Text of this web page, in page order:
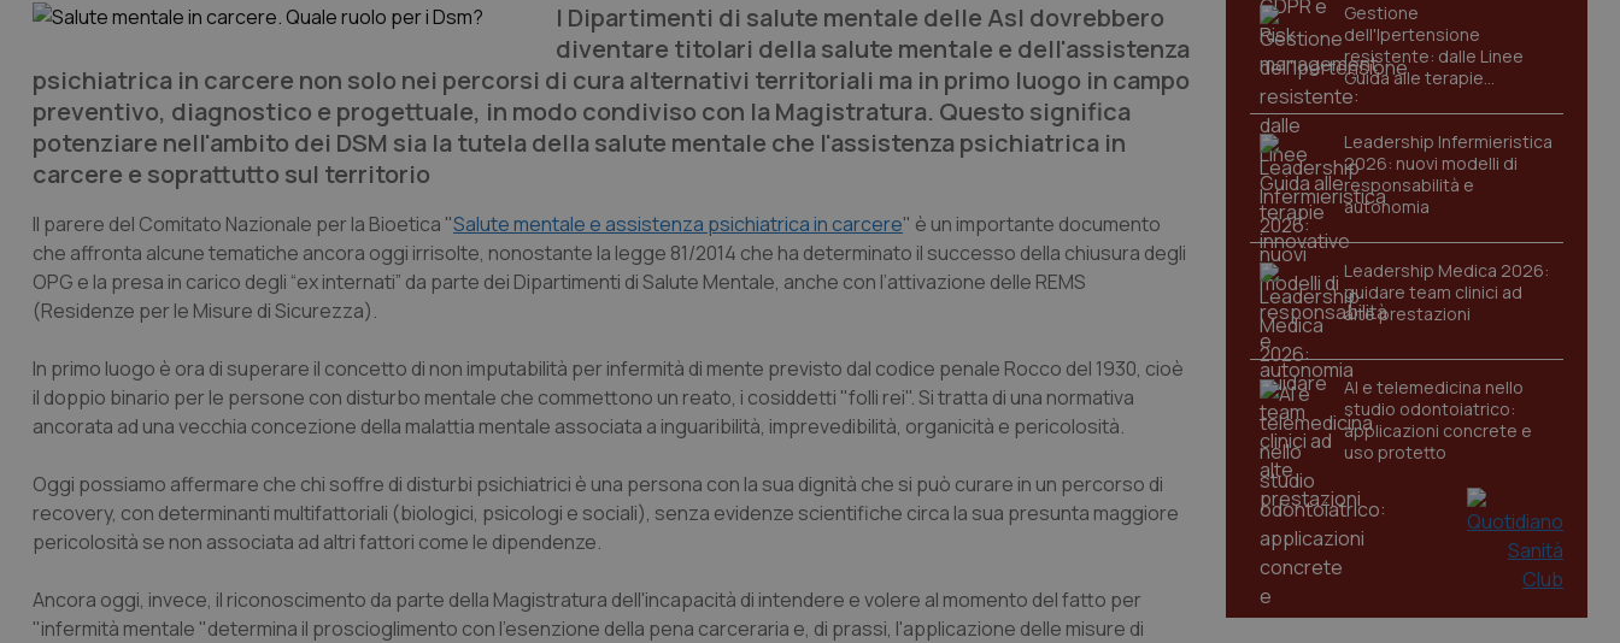
I Dipartimenti di salute mentale delle Asl dovrebbero
diventare titolari della salute mentale e dell'assistenza
psichiatrica in carcere non solo nei percorsi di cura alternativi territoriali ma in primo luogo in campo
preventivo, diagnostico e progettuale, in modo condiviso con la Magistratura. Questo significa
potenziare nell'ambito dei DSM sia la tutela della salute mentale che l'assistenza psichiatrica in
carcere e soprattutto sul territorio
Il parere del Comitato Nazionale per la Bioetica "Salute mentale e assistenza psichiatrica in carcere" è un importante documento
che affronta alcune tematiche ancora oggi irrisolte, nonostante la legge 81/2014 che ha determinato il successo della chiusura degli
OPG e la presa in carico degli “ex internati” da parte dei Dipartimenti di Salute Mentale, anche con l’attivazione delle REMS
(Residenze per le Misure di Sicurezza).
In primo luogo è ora di superare il concetto di non imputabilità per infermità di mente previsto dal codice penale Rocco del 1930, cioè
il doppio binario per le persone con disturbo mentale che commettono un reato, i cosiddetti "folli rei". Si tratta di una normativa
ancorata ad una vecchia concezione della malattia mentale associata a inguaribilità, imprevedibilità, organicità e pericolosità.
Oggi possiamo affermare che chi soffre di disturbi psichiatrici è una persona con la sua dignità che si può curare in un percorso di
recovery, con determinanti multifattoriali (biologici, psicologi e sociali), senza evidenze scientifiche circa la sua presunta maggiore
pericolosità se non associata ad altri fattori come le dipendenze.
Ancora oggi, invece, il riconoscimento da parte della Magistratura dell'incapacità di intendere e volere al momento del fatto per
"infermità mentale "determina il proscioglimento con l'esenzione della pena carceraria e, di prassi, l'applicazione delle misure di
Gestione
dell'Ipertensione
resistente: dalle Linee
Guida alle terapie
innovative
Leadership Infermieristica
2026: nuovi modelli di
responsabilità e
autonomia
Leadership Medica 2026:
guidare team clinici ad
alte prestazioni
AI e telemedicina nello
studio odontoiatrico:
applicazioni concrete e
uso protetto